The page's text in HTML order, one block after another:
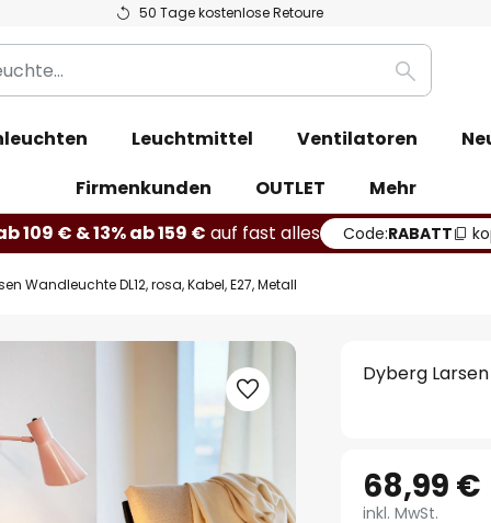
50 Tage kostenlose Retoure
Suche
Leuchtmittel Ventilatoren
Firmenkunden
OUTLET
Mehr
109 € & 13% ab 159 € auf fast alles Code:RABATT
Wandleuchte DL12, rosa, Kabel, E27, Metall
Dyberg
68,99 €
inkl. MwSt.